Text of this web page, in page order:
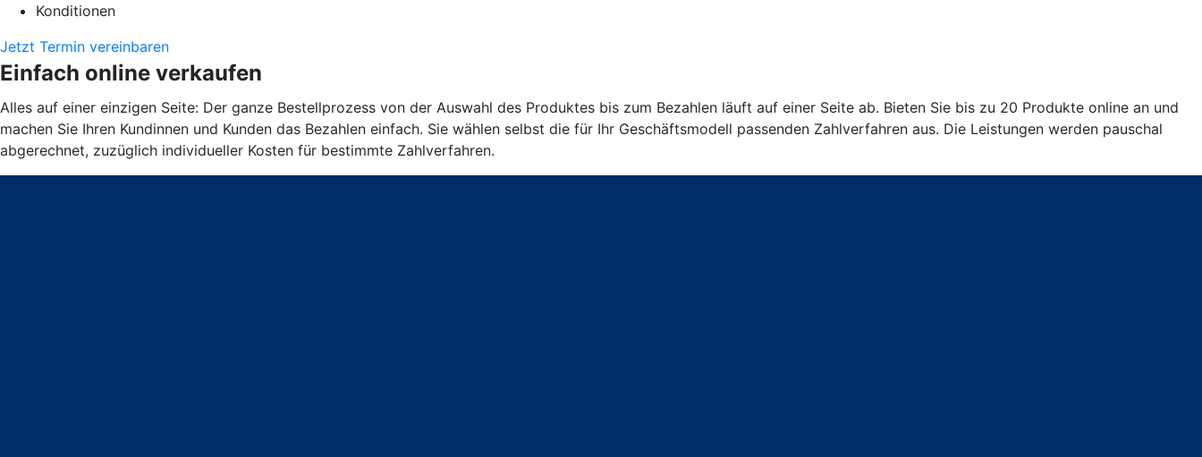
Konditionen
Jetzt Termin vereinbaren
Einfach online verkaufen
Alles auf einer einzigen Seite: Der ganze Bestellprozess von der Auswahl des Produktes bis zum Bezahlen läuft auf einer Seite ab. Bieten Sie bis zu 20 Produkte online an und
machen Sie Ihren Kundinnen und Kunden das Bezahlen einfach. Sie wählen selbst die für Ihr Geschäftsmodell passenden Zahlverfahren aus. Die Leistungen werden pauschal
abgerechnet, zuzüglich individueller Kosten für bestimmte Zahlverfahren.